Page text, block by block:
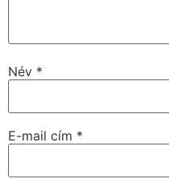
Név *
E-mail cím *